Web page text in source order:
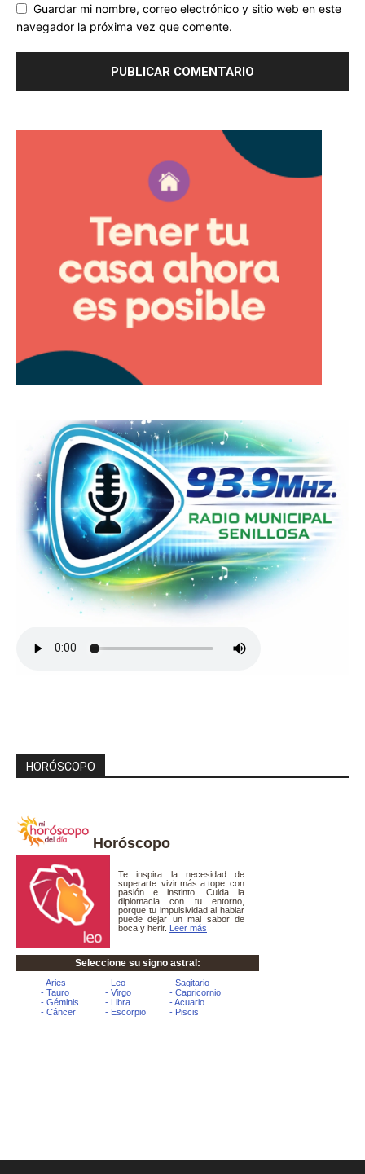
Guardar mi nombre, correo electrónico y sitio web en este
navegador la próxima vez que comente.
HORÓSCOPO
Horóscopo